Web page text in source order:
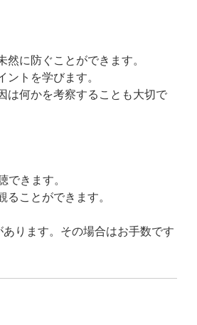
に防ぐことができます。
トを学びます。
は何かを考察することも大切で
きます。
ことができます。
ります。その場合はお手数です